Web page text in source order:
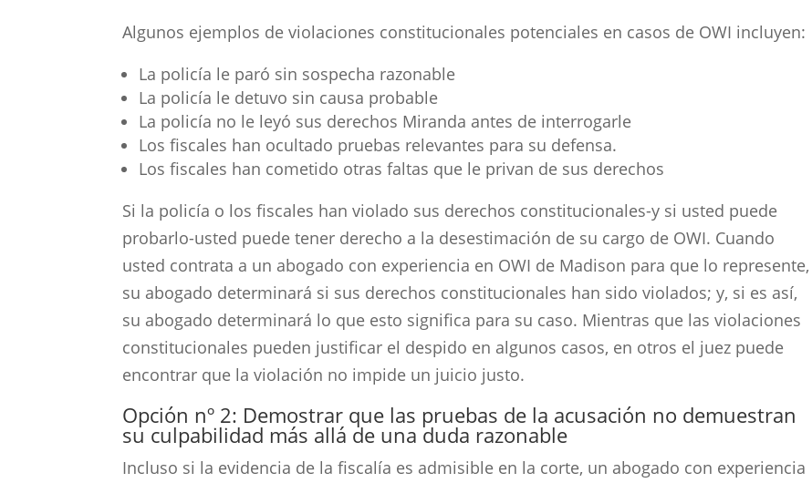
Algunos ejemplos de violaciones constitucionales potenciales en casos de OWI incluyen:
La policía le paró sin sospecha razonable
La policía le detuvo sin causa probable
La policía no le leyó sus derechos Miranda antes de interrogarle
Los fiscales han ocultado pruebas relevantes para su defensa.
Los fiscales han cometido otras faltas que le privan de sus derechos
Si la policía o los fiscales han violado sus derechos constitucionales-y si usted puede
probarlo-usted puede tener derecho a la desestimación de su cargo de OWI. Cuando
usted contrata a un abogado con experiencia en OWI de Madison para que lo represente,
su abogado determinará si sus derechos constitucionales han sido violados; y, si es así,
su abogado determinará lo que esto significa para su caso. Mientras que las violaciones
constitucionales pueden justificar el despido en algunos casos, en otros el juez puede
encontrar que la violación no impide un juicio justo.
Opción nº 2: Demostrar que las pruebas de la acusación no demuestran
su culpabilidad más allá de una duda razonable
Incluso si la evidencia de la fiscalía es admisible en la corte, un abogado con experiencia